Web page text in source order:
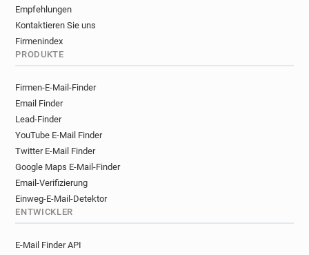
Empfehlungen
Kontaktieren Sie uns
Firmenindex
PRODUKTE
Firmen-E-Mail-Finder
Email Finder
Lead-Finder
YouTube E-Mail Finder
Twitter E-Mail Finder
Google Maps E-Mail-Finder
Email-Verifizierung
Einweg-E-Mail-Detektor
ENTWICKLER
E-Mail Finder API